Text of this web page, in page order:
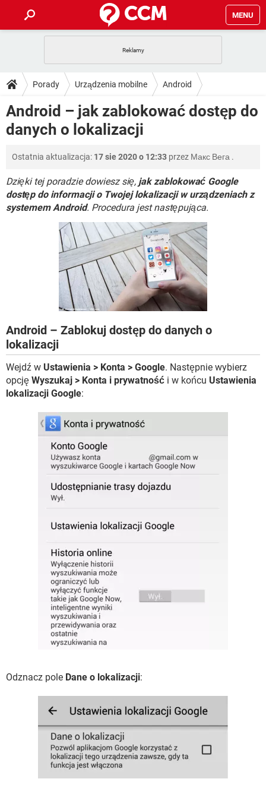
MENU
GRY WHATSAPP
SPOTIFY NETFLIX
INSTAGRAM FACEBOOK
PORADY
PlayStation TIKTOK
GRY WHATSAPP
SPOTIFY
INSTAGRAM FACEBOOK
WINDOWS 10
DO POBRANIA
ANDROID TIKTOK
INSTAGRAM FACEBOOK
WINDOWS 10
FORUM
COVID-19 TIKTOK
GRY WHATSAPP
SPOTIFY NETFLIX
COVID-19 TIKTOK
GRY WHATSAPP
NETFLIX
FACEBOOK
Porady Urządzenia mobilne Android
Android – jak zablokować dostęp do
danych o lokalizacji
Ostatnia aktualizacja: 17 sie 2020 o 12:33 przez Макс Вега .
Dzięki tej poradzie dowiesz się, jak zablokować Google
dostęp do informacji o Twojej lokalizacji w urządzeniach z
systemem Android. Procedura jest następująca.
Android – Zablokuj dostęp do danych o
lokalizacji
Wejdź w Ustawienia > Konta > Google. Następnie wybierz
opcję Wyszukaj > Konta i prywatność i w końcu Ustawienia
lokalizacji Google:
Odznacz pole Dane o lokalizacji: